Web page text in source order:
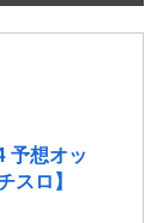
予想オッ
スロ】